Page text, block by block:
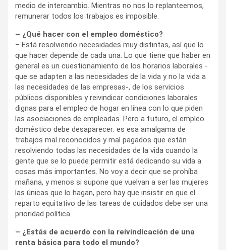
medio de intercambio. Mientras no nos lo replanteemos,
remunerar todos los trabajos es imposible.
– ¿Qué hacer con el empleo doméstico?
– Está resolviendo necesidades muy distintas, así que lo
que hacer depende de cada una. Lo que tiene que haber en
general es un cuestionamiento de los horarios laborales -
que se adapten a las necesidades de la vida y no la vida a
las necesidades de las empresas-, de los servicios
públicos disponibles y reivindicar condiciones laborales
dignas para el empleo de hogar en línea con lo que piden
las asociaciones de empleadas. Pero a futuro, el empleo
doméstico debe desaparecer: es esa amalgama de
trabajos mal reconocidos y mal pagados que están
resolviendo todas las necesidades de la vida cuando la
gente que se lo puede permitir está dedicando su vida a
cosas más importantes. No voy a decir que se prohíba
mañana, y menos si supone que vuelvan a ser las mujeres
las únicas que lo hagan, pero hay que insistir en que el
reparto equitativo de las tareas de cuidados debe ser una
prioridad política.
– ¿Estás de acuerdo con la reivindicación de una
renta básica para todo el mundo?